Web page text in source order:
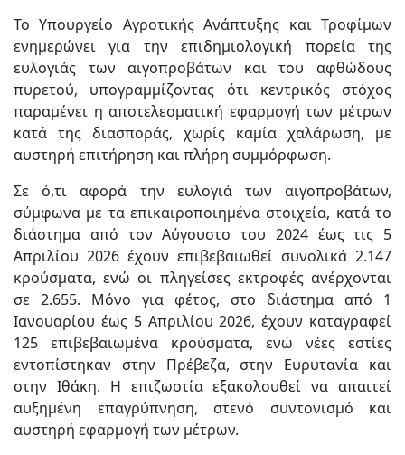
Το Υπουργείο Αγροτικής Ανάπτυξης και Τροφίμων
ενημερώνει για την επιδημιολογική πορεία της
ευλογιάς των αιγοπροβάτων και του αφθώδους
πυρετού, υπογραμμίζοντας ότι κεντρικός στόχος
παραμένει η αποτελεσματική εφαρμογή των μέτρων
κατά της διασποράς, χωρίς καμία χαλάρωση, με
αυστηρή επιτήρηση και πλήρη συμμόρφωση.
Σε ό,τι αφορά την ευλογιά των αιγοπροβάτων,
σύμφωνα με τα επικαιροποιημένα στοιχεία, κατά το
διάστημα από τον Αύγουστο του 2024 έως τις 5
Απριλίου 2026 έχουν επιβεβαιωθεί συνολικά 2.147
κρούσματα, ενώ οι πληγείσες εκτροφές ανέρχονται
σε 2.655. Μόνο για φέτος, στο διάστημα από 1
Ιανουαρίου έως 5 Απριλίου 2026, έχουν καταγραφεί
125 επιβεβαιωμένα κρούσματα, ενώ νέες εστίες
εντοπίστηκαν στην Πρέβεζα, στην Ευρυτανία και
στην Ιθάκη. Η επιζωοτία εξακολουθεί να απαιτεί
αυξημένη επαγρύπνηση, στενό συντονισμό και
αυστηρή εφαρμογή των μέτρων.